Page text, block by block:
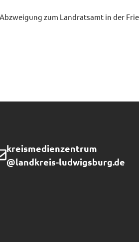
zum Landratsamt in der
kreismedienzentrum
@landkreis-ludwigsburg.de